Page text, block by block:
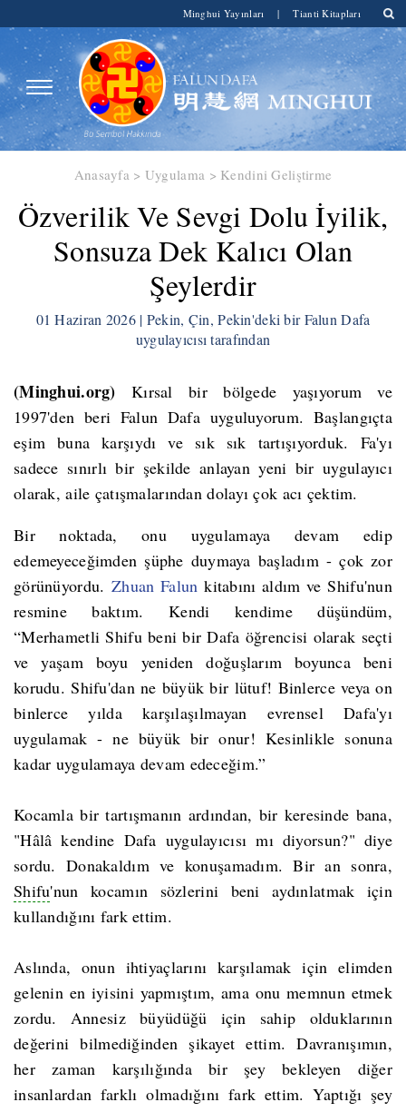
Minghui Yayınları | Tianti Kitapları
Anasayfa > Uygulama > Kendini Geliştirme
​Özverilik Ve Sevgi Dolu İyilik,
Sonsuza Dek Kalıcı Olan
Şeylerdir
01 Haziran 2026 | Pekin, Çin, Pekin'deki bir Falun Dafa
uygulayıcısı tarafından
(Minghui.org)Kırsal bir bölgede yaşıyorum ve
1997'den beri Falun Dafa uyguluyorum. Başlangıçta
eşim buna karşıydı ve sık sık tartışıyorduk. Fa'yı
sadece sınırlı bir şekilde anlayan yeni bir uygulayıcı
olarak, aile çatışmalarından dolayı çok acı çektim.
Bir noktada, onu uygulamaya devam edip
edemeyeceğimden şüphe duymaya başladım - çok zor
görünüyordu.Zhuan Falun kitabını aldım ve Shifu'nun
resmine baktım. Kendi kendime düşündüm,
“Merhametli Shifu beni bir Dafa öğrencisi olarak seçti
ve yaşam boyu yeniden doğuşlarım boyunca beni
korudu. Shifu'dan ne büyük bir lütuf! Binlerce veya on
binlerce yılda karşılaşılmayan evrensel Dafa'yı
uygulamak - ne büyük bir onur! Kesinlikle sonuna
kadar uygulamaya devam edeceğim.”
Kocamla bir tartışmanın ardından, bir keresinde bana,
"Hâlâ kendine Dafa uygulayıcısı mı diyorsun?" diye
sordu. Donakaldım ve konuşamadım. Bir an sonra,
Shifu'nun kocamın sözlerini beni aydınlatmak için
kullandığını fark ettim.
Aslında, onun ihtiyaçlarını karşılamak için elimden
gelenin en iyisini yapmıştım, ama onu memnun etmek
zordu. Annesiz büyüdüğü için sahip olduklarının
değerini bilmediğinden şikayet ettim. Davranışımın,
her zaman karşılığında bir şey bekleyen diğer
insanlardan farklı olmadığını fark ettim. Yaptığı şey